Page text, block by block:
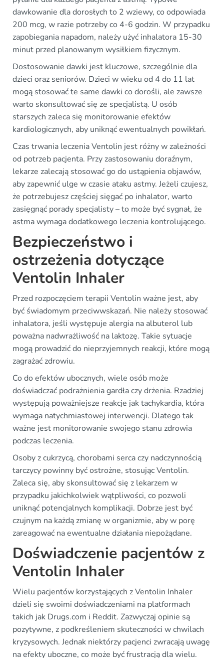
dawkowanie dla dorosłych to 2 wziewy, co odpowiada
200 mcg, w razie potrzeby co 4-6 godzin. W przypadku
zapobiegania napadom, należy użyć inhalatora 15-30
minut przed planowanym wysiłkiem fizycznym.
Dostosowanie dawki jest kluczowe, szczególnie dla
dzieci oraz seniorów. Dzieci w wieku od 4 do 11 lat
mogą stosować te same dawki co dorośli, ale zawsze
warto skonsultować się ze specjalistą. U osób
starszych zaleca się monitorowanie efektów
kardiologicznych, aby uniknąć ewentualnych powikłań.
Czas trwania leczenia Ventolin jest różny w zależności
od potrzeb pacjenta. Przy zastosowaniu doraźnym,
lekarze zalecają stosować go do ustąpienia objawów,
aby zapewnić ulge w czasie ataku astmy. Jeżeli czujesz,
że potrzebujesz częściej sięgać po inhalator, warto
zasięgnąć porady specjalisty – to może być sygnał, że
astma wymaga dodatkowego leczenia kontrolującego.
Bezpieczeństwo i
ostrzeżenia dotyczące
Ventolin Inhaler
Przed rozpoczęciem terapii Ventolin ważne jest, aby
być świadomym przeciwwskazań. Nie należy stosować
inhalatora, jeśli występuje alergia na albuterol lub
poważna nadwrażliwość na laktozę. Takie sytuacje
mogą prowadzić do nieprzyjemnych reakcji, które mogą
zagrażać zdrowiu.
Co do efektów ubocznych, wiele osób może
doświadczać podrażnienia gardła czy drżenia. Rzadziej
występują poważniejsze reakcje jak tachykardia, która
wymaga natychmiastowej interwencji. Dlatego tak
ważne jest monitorowanie swojego stanu zdrowia
podczas leczenia.
Osoby z cukrzycą, chorobami serca czy nadczynnością
tarczycy powinny być ostrożne, stosując Ventolin.
Zaleca się, aby skonsultować się z lekarzem w
przypadku jakichkolwiek wątpliwości, co pozwoli
uniknąć potencjalnych komplikacji. Dobrze jest być
czujnym na każdą zmianę w organizmie, aby w porę
zareagować na ewentualne działania niepożądane.
Doświadczenie pacjentów z
Ventolin Inhaler
Wielu pacjentów korzystających z Ventolin Inhaler
dzieli się swoimi doświadczeniami na platformach
takich jak Drugs.com i Reddit. Zazwyczaj opinie są
pozytywne, z podkreśleniem skuteczności w chwilach
kryzysowych. Jednak niektórzy pacjenci zwracają uwagę
na efekty uboczne, co może być frustracją dla wielu.